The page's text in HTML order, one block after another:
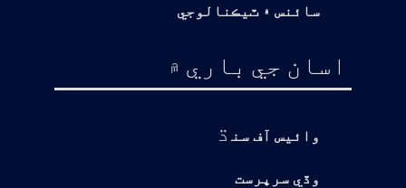
سائنس ۽ ٽيڪنالوجي
اسان جي باري ۾
وائيس آف سن ڌ
وڏي سرپرست